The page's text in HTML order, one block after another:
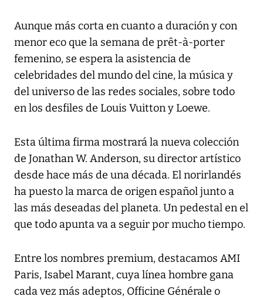
Aunque más corta en cuanto a duración y con
menor eco que la semana de prêt-à-porter
femenino, se espera la asistencia de
celebridades del mundo del cine, la música y
del universo de las redes sociales, sobre todo
en los desfiles de Louis Vuitton y Loewe.
Esta última firma mostrará la nueva colección
de Jonathan W. Anderson, su director artístico
desde hace más de una década. El norirlandés
ha puesto la marca de origen español junto a
las más deseadas del planeta. Un pedestal en el
que todo apunta va a seguir por mucho tiempo.
Entre los nombres premium, destacamos AMI
Paris, Isabel Marant, cuya línea hombre gana
cada vez más adeptos, Officine Générale o